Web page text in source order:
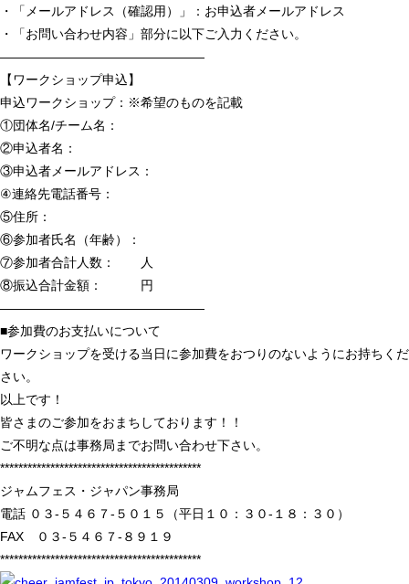
・「メールアドレス（確認用）」：お申込者メールアドレス
・「お問い合わせ内容」部分に以下ご入力ください。
————————————————
【ワークショップ申込】
申込ワークショップ：※希望のものを記載
①団体名/チーム名：
②申込者名：
③申込者メールアドレス：
④連絡先電話番号：
⑤住所：
⑥参加者氏名（年齢）：
⑦参加者合計人数： 人
⑧振込合計金額： 円
————————————————
■参加費のお支払いについて
ワークショップを受ける当日に参加費をおつりのないようにお持ちくだ
さい。
以上です！
皆さまのご参加をおまちしております！！
ご不明な点は事務局までお問い合わせ下さい。
********************************************
ジャムフェス・ジャパン事務局
電話 ０３-５４６７-５０１５（平日１０：３０-１８：３０）
FAX ０３-５４６７-８９１９
********************************************